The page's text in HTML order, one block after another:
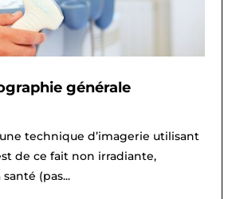
générale
technique d’imagerie utilisant
de ce fait non irradiante,
(pas...